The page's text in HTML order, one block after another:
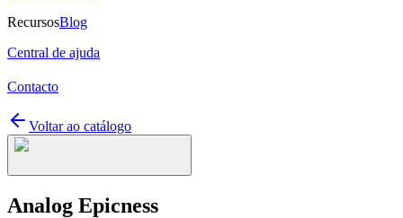
RecursosBlog
Central de ajuda
Contacto
Voltar ao catálogo
Analog Epicness